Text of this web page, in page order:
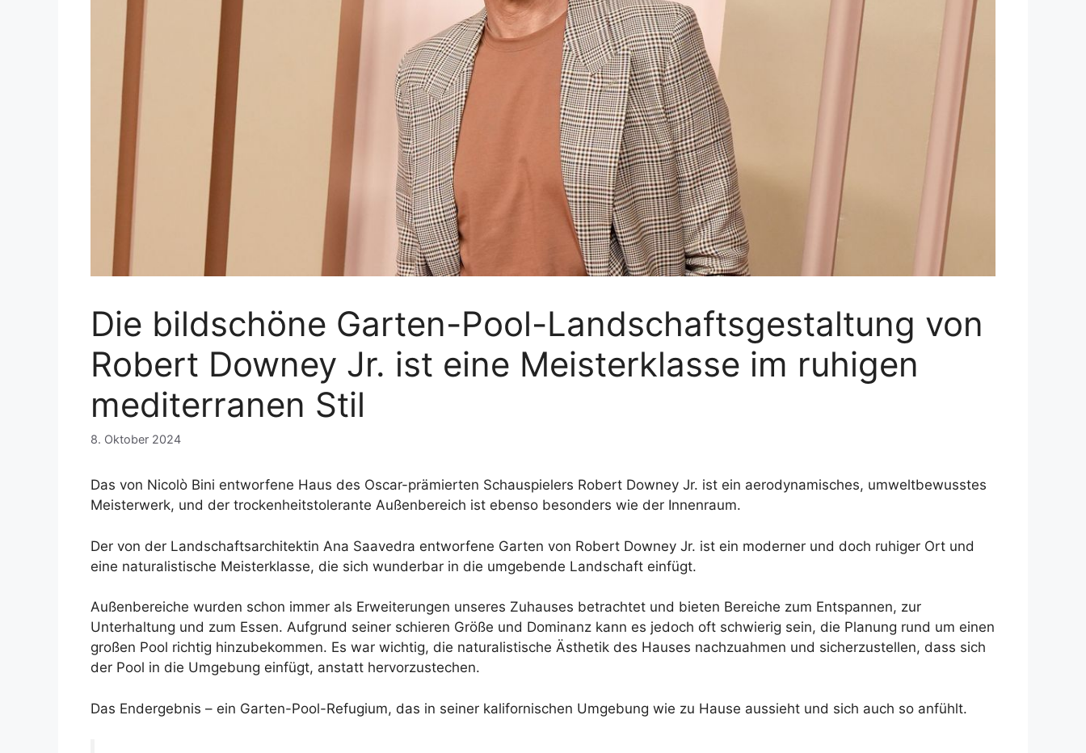
Die bildschöne Garten-Pool-Landschaftsgestaltung von
Robert Downey Jr. ist eine Meisterklasse im ruhigen
mediterranen Stil
8. Oktober 2024
Das von Nicolò Bini entworfene Haus des Oscar-prämierten Schauspielers Robert Downey Jr. ist ein aerodynamisches, umweltbewusstes
Meisterwerk, und der trockenheitstolerante Außenbereich ist ebenso besonders wie der Innenraum.
Der von der Landschaftsarchitektin Ana Saavedra entworfene Garten von Robert Downey Jr. ist ein moderner und doch ruhiger Ort und
eine naturalistische Meisterklasse, die sich wunderbar in die umgebende Landschaft einfügt.
Außenbereiche wurden schon immer als Erweiterungen unseres Zuhauses betrachtet und bieten Bereiche zum Entspannen, zur
Unterhaltung und zum Essen. Aufgrund seiner schieren Größe und Dominanz kann es jedoch oft schwierig sein, die Planung rund um einen
großen Pool richtig hinzubekommen. Es war wichtig, die naturalistische Ästhetik des Hauses nachzuahmen und sicherzustellen, dass sich
der Pool in die Umgebung einfügt, anstatt hervorzustechen.
Das Endergebnis – ein Garten-Pool-Refugium, das in seiner kalifornischen Umgebung wie zu Hause aussieht und sich auch so anfühlt.